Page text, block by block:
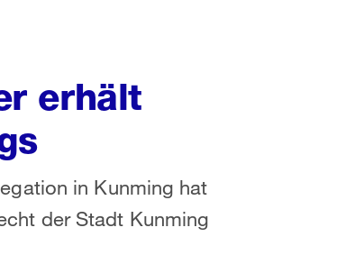
erhält
in Kunming hat
der Stadt Kunming